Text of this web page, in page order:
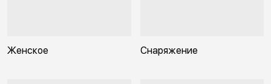
Женское Снаряжение